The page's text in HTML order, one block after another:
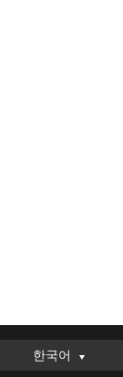
한국어
한국어